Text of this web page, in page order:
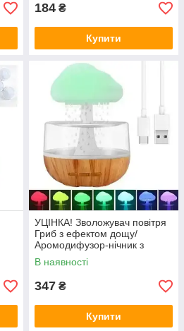
184 ₴
Купити
УЦІНКА! Зволожувач повітря
Гриб з ефектом дощу/
Аромодифузор-нічник з
підсвіткою Mushroom drop
water (Плохе паковання
В наявності
347 ₴
Купити